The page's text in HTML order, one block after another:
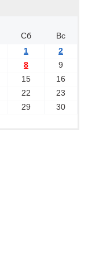
Сб
Вс
1
2
8
9
15
16
22
23
29
30